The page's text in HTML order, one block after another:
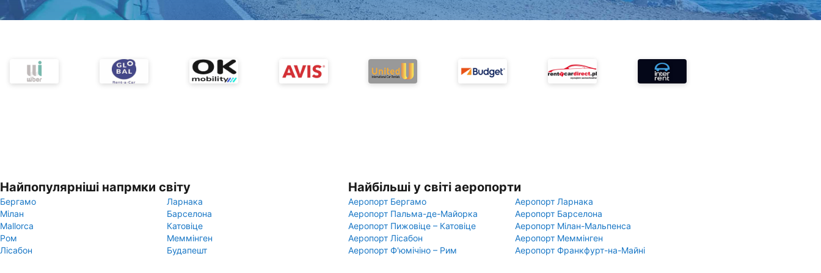
Найпопулярніші напрмки світу
Бергамо
Ларнака
Мілан
Барселона
Mallorca
Катовіце
Ром
Меммінген
Лісабон
Будапешт
Найбільші у світі аеропорти
Аеропорт Бергамо
Аеропорт Ларнака
Аеропорт Пальма-де-Майорка
Аеропорт Барселона
Аеропорт Пижовіце – Катовіце
Аеропорт Мілан-Мальпенса
Аеропорт Лісабон
Аеропорт Меммінген
Аеропорт Ф'юмічіно – Рим
Аеропорт Франкфурт-на-Майні